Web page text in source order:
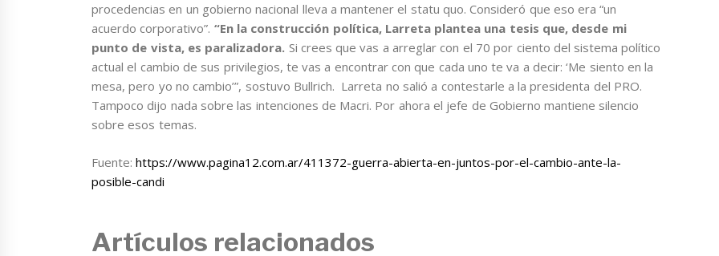
procedencias en un gobierno nacional lleva a mantener el statu quo. Consideró que eso era “un
acuerdo corporativo”. “En la construcción política, Larreta plantea una tesis que, desde mi
punto de vista, es paralizadora. Si crees que vas a arreglar con el 70 por ciento del sistema político
actual el cambio de sus privilegios, te vas a encontrar con que cada uno te va a decir: ‘Me siento en la
mesa, pero yo no cambio’”, sostuvo Bullrich. Larreta no salió a contestarle a la presidenta del PRO.
Tampoco dijo nada sobre las intenciones de Macri. Por ahora el jefe de Gobierno mantiene silencio
sobre esos temas.
Fuente:https://www.pagina12.com.ar/411372-guerra-abierta-en-juntos-por-el-cambio-ante-la-
posible-candi
Artículos relacionados